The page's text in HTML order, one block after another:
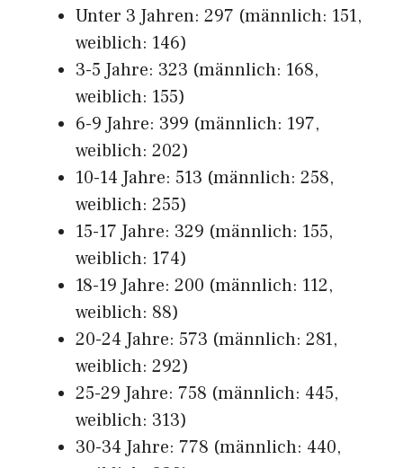
Unter 3 Jahren: 297 (männlich: 151,
weiblich: 146)
3-5 Jahre: 323 (männlich: 168,
weiblich: 155)
6-9 Jahre: 399 (männlich: 197,
weiblich: 202)
10-14 Jahre: 513 (männlich: 258,
weiblich: 255)
15-17 Jahre: 329 (männlich: 155,
weiblich: 174)
18-19 Jahre: 200 (männlich: 112,
weiblich: 88)
20-24 Jahre: 573 (männlich: 281,
weiblich: 292)
25-29 Jahre: 758 (männlich: 445,
weiblich: 313)
30-34 Jahre: 778 (männlich: 440,